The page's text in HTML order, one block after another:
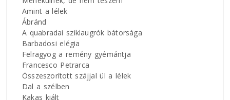
Amint a lélek
Ábránd
A quabradai sziklaugrók bátorsága
Barbadosi elégia
Felragyog a remény gyémántja
Francesco Petrarca
Összeszorított szájjal ül a lélek
Dal a szélben
Kakas kiált